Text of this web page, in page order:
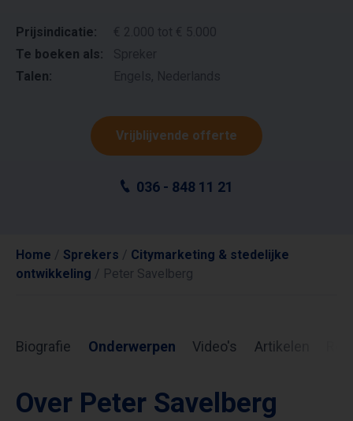
Prijsindicatie:
Te boeken als:
Talen:
Vrijblijvende offerte
036 - 848 11 21
Home / Sprekers / Citymarketing & stedelijke
ontwikkeling / Peter Savelberg
Biografie Onderwerpen Video's Artikelen
Over Peter Savelberg